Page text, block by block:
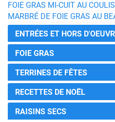
FOIE GRAS MI-CUIT AU
MARBRÉ DE FOIE GRAS AU
ENTRÉES ET HORS
FOIE GRAS
TERRINES DE FÊTES
RECETTES DE NOËL
RAISINS SECS